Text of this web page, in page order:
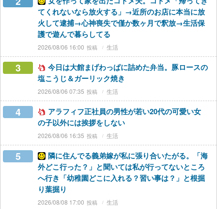
てくれないなら放火する」→近所のお店に本当に放
火して逮捕→心神喪失で僅か数ヶ月で釈放→生活保
護で遊んで暮らしてる
2026/08/06 16:00 生活
3
今日は大館まげわっぱに詰めた弁当。豚ロースの
塩こうじ＆ガーリック焼き
2026/08/06 07:35 生活
4
アラフィフ正社員の男性が若い20代の可愛い女
の子以外には挨拶をしない
2026/08/06 16:35 生活
5
隣に住んでる義弟嫁が私に張り合いたがる。「海
外どこ行った？」と聞いては私が行ってないところ
へ行き「幼稚園どこに入れる？習い事は？」と根掘
り葉掘り
2026/08/08 17:00 生活